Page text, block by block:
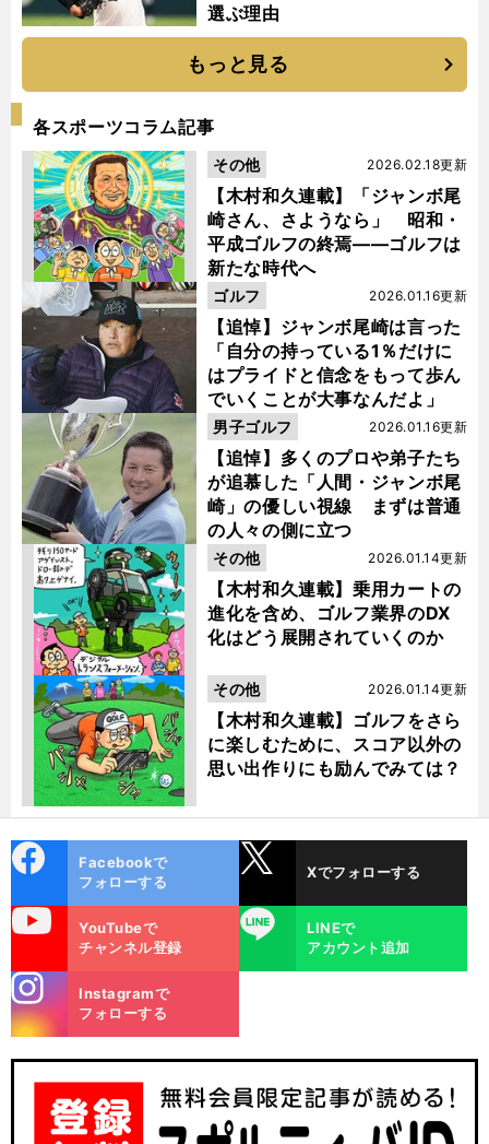
選ぶ理由
もっと見る
各スポーツコラム記事
【木村和久連載】「ジャンボ尾
崎さん、さようなら」 昭和・
平成ゴルフの終焉――ゴルフは
新たな時代へ
2026.02.18更新
その他
【追悼】ジャンボ尾崎は言った
「自分の持っている1％だけに
はプライドと信念をもって歩ん
でいくことが大事なんだよ」
2026.01.16更新
ゴルフ
【追悼】多くのプロや弟子たち
が追慕した「人間・ジャンボ尾
崎」の優しい視線 まずは普通
の人々の側に立つ
2026.01.16更新
男子ゴルフ
【木村和久連載】乗用カートの
進化を含め、ゴルフ業界のDX
化はどう展開されていくのか
2026.01.14更新
その他
【木村和久連載】ゴルフをさら
に楽しむために、スコア以外の
思い出作りにも励んでみては？
2026.01.14更新
その他
ok
Facebookで
フォローする
Xでフォローする
YouTubeで
チャンネル登録
LINE
LINEで
アカウント追加
m
Instagramで
フォローする